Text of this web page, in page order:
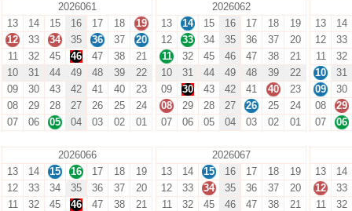
2026061
13
14 15 16 17 18
19
12
33 34 35 36 37
20
11
32 45 46 47 38
21
10
31 44 49 48 39
22
09
30 43 42 41 40
23
08
29 28 27 26 25
24
07
06 05 04 03 02 01
2026062
13
14 15 16 17 18
19
12
33 34 35 36 37
20
11
32 45 46 47 38
21
10
31 44 49 48 39
22
09
30 43 42 41 40
23
08
29 28 27 26 25
24
07
06 05 04 03 02 01
13
14
12
33
11
32
10
31
09
30
08
29
07
06
2026066
13
14 15 16 17 18
19
12
33 34 35 36 37
20
11
32 45 46 47 38
21
2026067
13
14 15 16 17 18
19
12
33 34 35 36 37
20
11
32 45 46 47 38
21
13
14
12
33
11
32